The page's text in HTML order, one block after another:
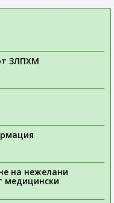
ЗЛПХМ
на нежелани
медицински